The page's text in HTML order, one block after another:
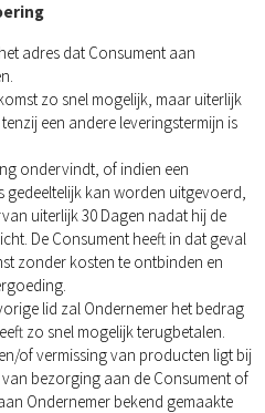
adres dat Consument aan
zo snel mogelijk, maar uiterlijk
een andere leveringstermijn is
ondervindt, of indien een
gedeeltelijk kan worden uitgevoerd,
uiterlijk 30 Dagen nadat hij de
De Consument heeft in dat geval
zonder kosten te ontbinden en
lid zal Ondernemer het bedrag
zo snel mogelijk terugbetalen.
of vermissing van producten ligt bij
bezorging aan de Consument of
Ondernemer bekend gemaakte